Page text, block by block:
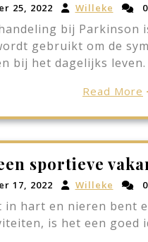
25, 2022 Willeke
bij Parkinson
gebruikt om de
bij het dagelijks
Read More
sportieve
17, 2022 Willeke
in hart en nieren bent
is het een goed